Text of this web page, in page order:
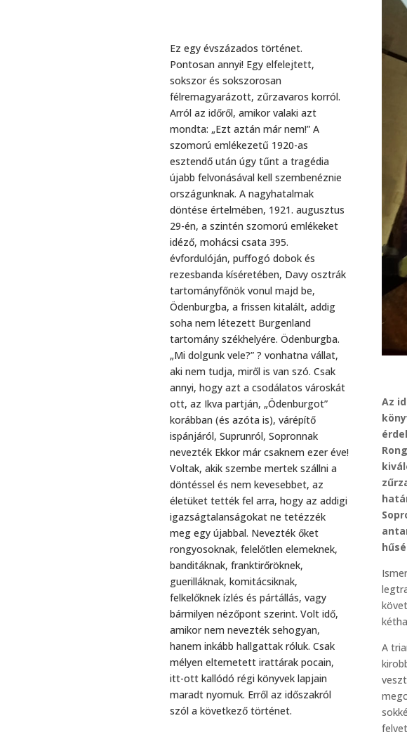
Ez egy évszázados történet.
Pontosan annyi! Egy elfelejtett,
sokszor és sokszorosan
félremagyarázott, zűrzavaros korról.
Arról az időről, amikor valaki azt
mondta: „Ezt aztán már nem!” A
szomorú emlékezetű 1920-as
esztendő után úgy tűnt a tragédia
újabb felvonásával kell szembenéznie
országunknak. A nagyhatalmak
döntése értelmében, 1921. augusztus
29-én, a szintén szomorú emlékeket
idéző, mohácsi csata 395.
évfordulóján, puffogó dobok és
rezesbanda kíséretében, Davy osztrák
tartományfőnök vonul majd be,
Ödenburgba, a frissen kitalált, addig
soha nem létezett Burgenland
tartomány székhelyére. Ödenburgba.
„Mi dolgunk vele?” ? vonhatna vállat,
aki nem tudja, miről is van szó. Csak
annyi, hogy azt a csodálatos városkát
ott, az Ikva partján, „Ödenburgot”
korábban (és azóta is), várépítő
ispánjáról, Suprunról, Sopronnak
nevezték Ekkor már csaknem ezer éve!
Voltak, akik szembe mertek szállni a
döntéssel és nem kevesebbet, az
életüket tették fel arra, hogy az addigi
igazságtalanságokat ne tetézzék
meg egy újabbal. Nevezték őket
rongyosoknak, felelőtlen elemeknek,
banditáknak, franktirőröknek,
guerilláknak, komitácsiknak,
felkelőknek ízlés és pártállás, vagy
bármilyen nézőpont szerint. Volt idő,
amikor nem nevezték sehogyan,
hanem inkább hallgattak róluk. Csak
mélyen eltemetett irattárak pocain,
itt-ott kallódó régi könyvek lapjain
maradt nyomuk. Erről az időszakról
szól a következő történet.
Az
A